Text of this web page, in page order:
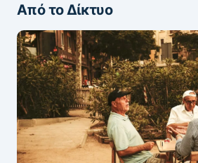
Από το Δίκτυο